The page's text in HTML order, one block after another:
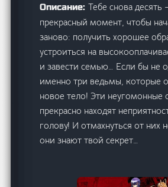
Описание:Тебе снова десять
прекрасный момент, чтобы
заново: получить хорошее
устроиться на
и завести семью… Если бы не
именно три ведьмы, которые
новое тело! Эти неугомонные
прекрасно находят
голову! И отмахнуться от них
они знают твой секрет…